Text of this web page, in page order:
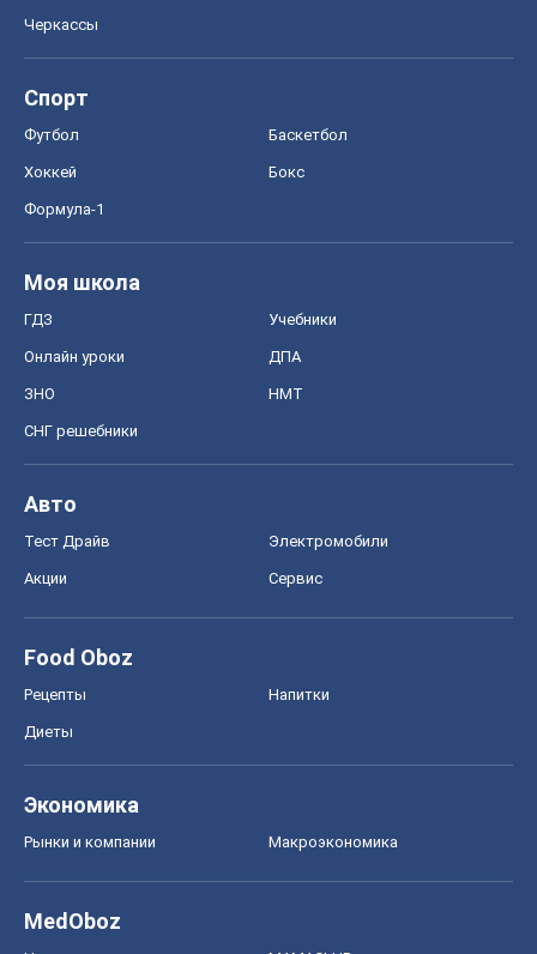
Черкассы
Спорт
Футбол Баскетбол
Хоккей Бокс
Формула-1
Моя школа
ГДЗ Учебники
Онлайн уроки ДПА
ЗНО НМТ
СНГ решебники
Авто
Тест Драйв Электромобили
Акции Сервис
Food Oboz
Рецепты Напитки
Диеты
Экономика
Рынки и компании Mакроэкономика
MedOboz